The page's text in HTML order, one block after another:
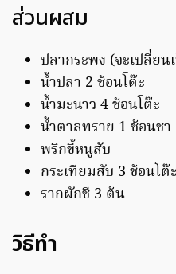
ส่วนผสม
ปลากระพง (จะเปลี่ย
น้ำปลา 2 ช้อนโต๊ะ
น้ำมะนาว 4 ช้อนโต๊ะ
น้ำตาลทราย 1 ช้อนชา
พริกขี้หนูสับ
กระเทียมสับ 3 ช้อนโต๊ะ
รากผักชี 3 ต้น
วิธีทำ